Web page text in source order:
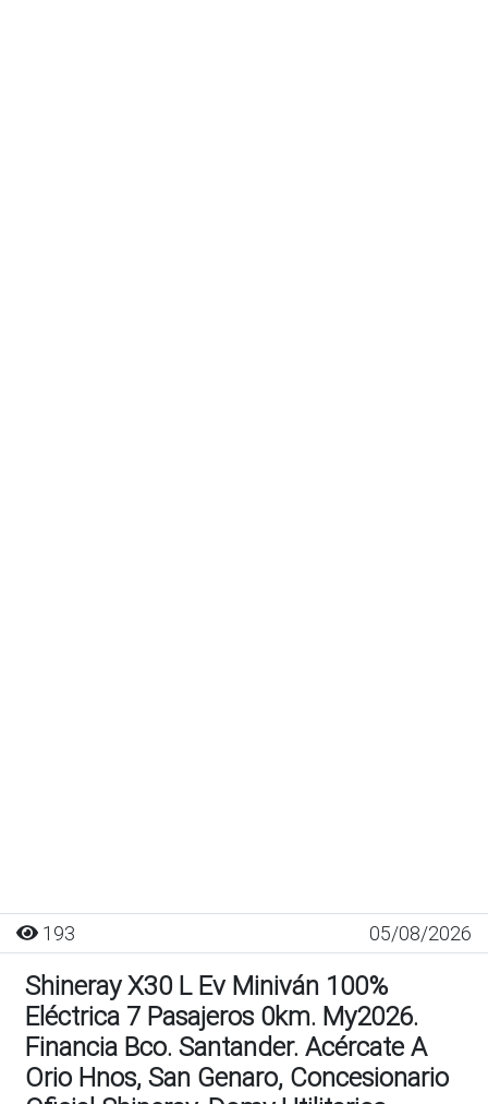
193 05/08/2026
Shineray X30 L Ev Miniván 100%
Eléctrica 7 Pasajeros 0km. My2026.
Financia Bco. Santander. Acércate A
Orio Hnos, San Genaro, Concesionario